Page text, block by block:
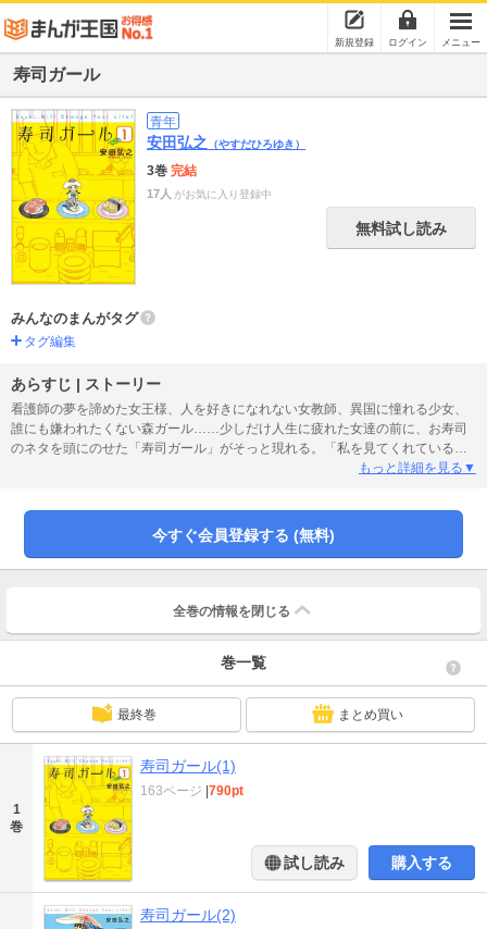
新規登録 ログイン メニュー
寿司ガール
青年
安田弘之 （やすだひろゆき）
3巻 完結
17人 がお気に入り登録中
無料試し読み
みんなのまんがタグ
タグ編集
あらすじ | ストーリー
看護師の夢を諦めた女王様、人を好きになれない女教師、異国に憧れる少女、
誰にも嫌われたくない森ガール……少しだけ人生に疲れた女達の前に、お寿司
のネタを頭にのせた「寿司ガール」がそっと現れる。「私を見てくれている相
手」を得た女達は少しだけ前を向くようになり――？ 「ショムニ」「ちひろ」
する人間賛歌！
もっと詳細を見る▼
今すぐ会員登録する (無料)
全巻の情報を 閉じる
巻一覧
最終巻 まとめ買い
1
巻
寿司ガール(1)
163ページ 790pt
試し読み 購入する
寿司ガール(2)